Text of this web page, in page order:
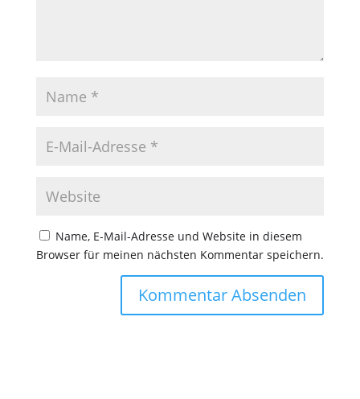
Name, E-Mail-Adresse und Website in diesem
Browser für meinen nächsten Kommentar speichern.